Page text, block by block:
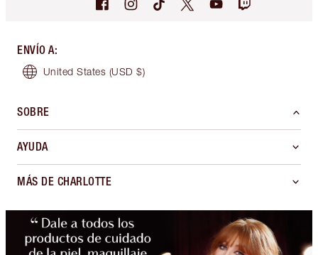
ENVÍO A:
United States (USD $)
SOBRE
AYUDA
MÁS DE CHARLOTTE